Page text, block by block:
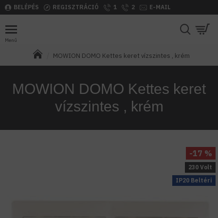
BELÉPÉS REGISZTRÁCIÓ 1 2 E-MAIL
MOWION DOMO Kettes keret vízszintes , krém
MOWION DOMO Kettes keret
vízszintes , krém
IP20 Beltéri
230 Volt
-17 %